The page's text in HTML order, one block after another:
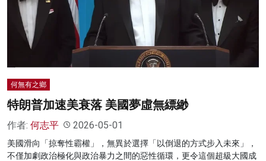
何無有之鄉
特朗普加速美衰落 美國夢虛無縹緲
作者: 何志平 2026-05-01
美國滑向「掠奪性霸權」，無異於選擇「以倒退的方式步入未來」，
不僅加劇政治極化與政治暴力之間的惡性循環，更令這個超級大國成